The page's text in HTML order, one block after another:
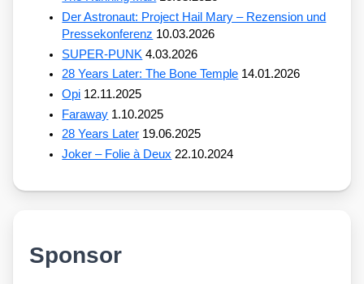
Der Astronaut: Project Hail Mary – Rezension und
Pressekonferenz 10.03.2026
SUPER-PUNK 4.03.2026
28 Years Later: The Bone Temple 14.01.2026
Opi 12.11.2025
Faraway 1.10.2025
28 Years Later 19.06.2025
Joker – Folie à Deux 22.10.2024
Sponsor